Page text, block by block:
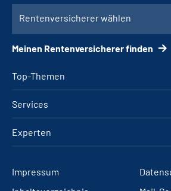
Top-Themen
Services
Experten
Rentenversicherer wählen
Meinen Rentenversicherer finden
Impressum